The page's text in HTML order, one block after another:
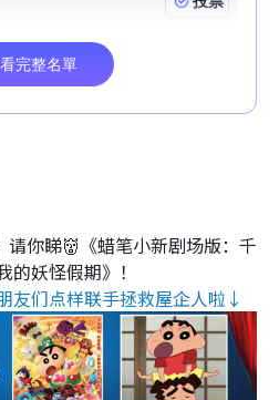
请你睇👹《蜡笔小新剧场版：千
的妖怪假期》！
友们点样联手拯救屋企人啦↓